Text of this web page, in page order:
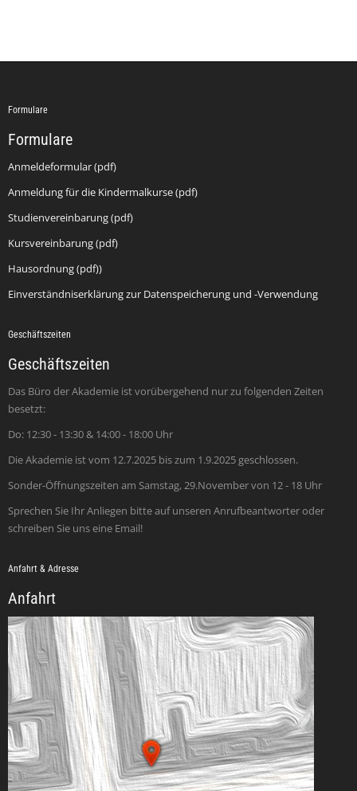
Formulare
Formulare
Anmeldeformular (pdf)
Anmeldung für die Kindermalkurse (pdf)
Studienvereinbarung (pdf)
Kursvereinbarung (pdf)
Hausordnung (pdf))
Einverständniserklärung zur Datenspeicherung und -Verwendung
Geschäftszeiten
Geschäftszeiten
Das Büro der Akademie ist vorübergehend nur zu folgenden Zeiten
besetzt:
Do: 12:30 - 13:30 & 14:00 - 18:00 Uhr
Die Akademie ist vom 12.7.2025 bis zum 1.9.2025 geschlossen.
Sonder-Öffnungszeiten am Samstag, 29.November von 12 - 18 Uhr
Sprechen Sie Ihr Anliegen bitte auf unseren Anrufbeantworter oder
schreiben Sie uns eine Email!
Anfahrt & Adresse
Anfahrt